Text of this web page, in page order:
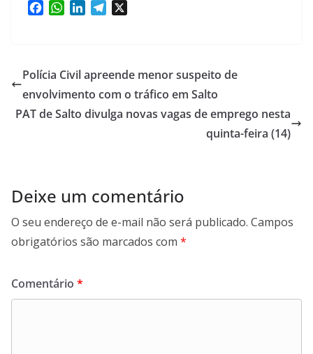
b
o
o
k
W
s
A
p
p
e
d
I
n
g
r
a
m
Polícia Civil apreende menor suspeito de
envolvimento com o tráfico em Salto
PAT de Salto divulga novas vagas de emprego nesta
quinta-feira (14)
Deixe um comentário
O seu endereço de e-mail não será publicado. Campos
obrigatórios são marcados com *
Comentário *